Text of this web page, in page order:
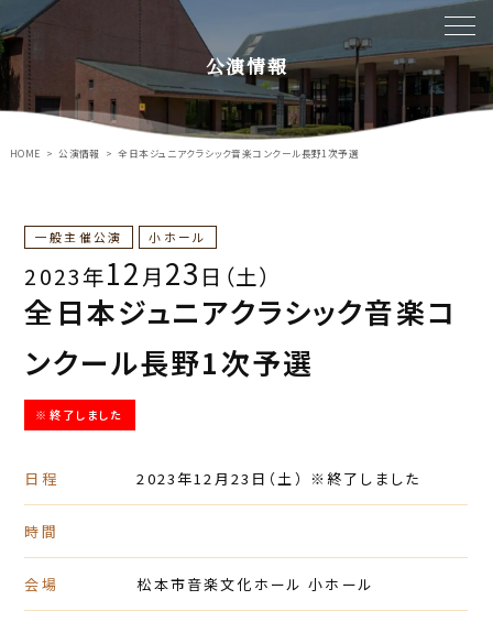
公演情報
HOME 公演情報 全日本ジュニアクラシック音楽コンクール長野1次予選
2023年12 月 23 日（土）
一般主催公演 小ホール
全日本ジュニアクラシック音楽コ
ンクール長野1次予選
※終了しました
日程 2023年12月23日 （土） ※終了しました
時間
会場 松本市音楽文化ホール 小ホール